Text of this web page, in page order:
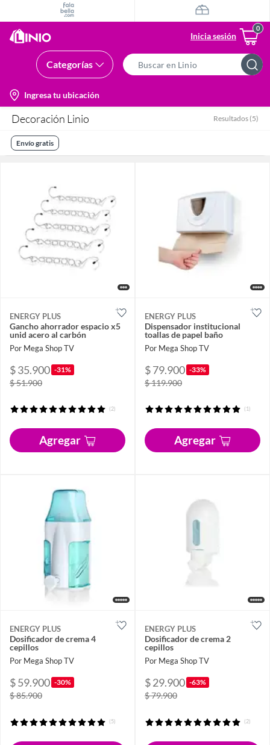
Inicia sesión
Categorías
Bar
location-
icon
Ingresa tu ubicación
Decoración Linio Resultados (5)
Envío gratis
ENERGY PLUS
Gancho ahorrador espacio x5
unid acero al carbón
Por Mega Shop TV
$ 35.900 -31%
$ 51.900
(2)
Agregar
ENERGY PLUS
Dispensador institucional
toallas de papel baño
Por Mega Shop TV
$ 79.900 -33%
$ 119.900
(1)
Agregar
ENERGY PLUS
Dosificador de crema 4
cepillos
Por Mega Shop TV
$ 59.900 -30%
$ 85.900
(5)
ENERGY PLUS
Dosificador de crema 2
cepillos
Por Mega Shop TV
$ 29.900 -63%
$ 79.900
(2)